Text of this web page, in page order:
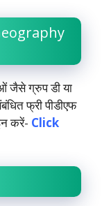
जैसे ग्रुप डी या
फ्री पीडीएफ
करें- Click